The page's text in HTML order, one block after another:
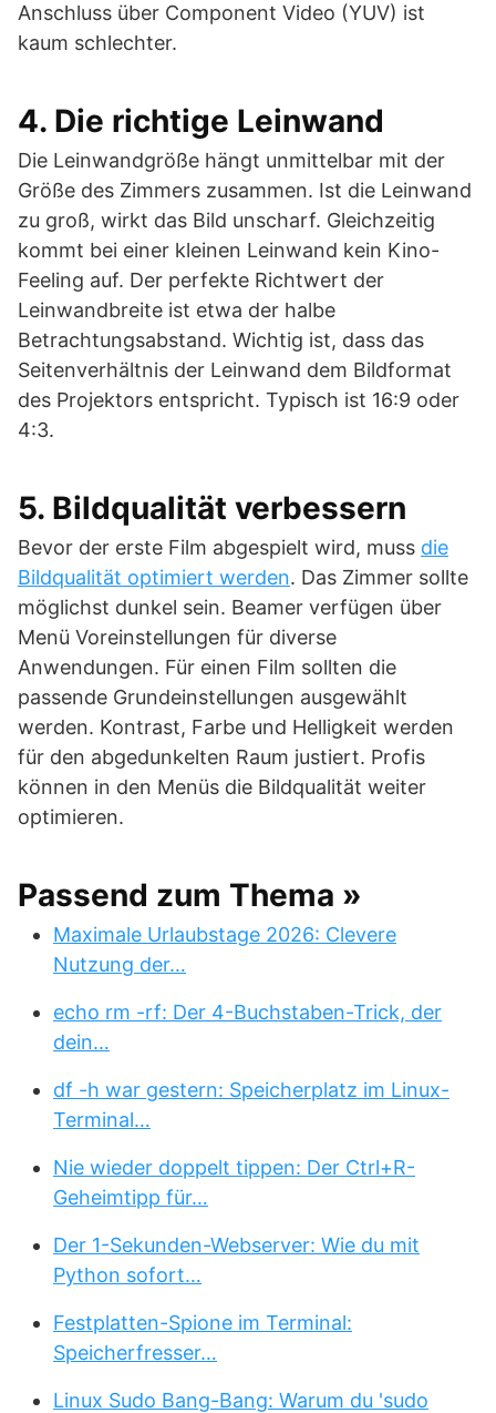
Anschluss über Component Video (YUV) ist
kaum schlechter.
4. Die richtige Leinwand
Die Leinwandgröße hängt unmittelbar mit der
Größe des Zimmers zusammen. Ist die Leinwand
zu groß, wirkt das Bild unscharf. Gleichzeitig
kommt bei einer kleinen Leinwand kein Kino-
Feeling auf. Der perfekte Richtwert der
Leinwandbreite ist etwa der halbe
Betrachtungsabstand. Wichtig ist, dass das
Seitenverhältnis der Leinwand dem Bildformat
des Projektors entspricht. Typisch ist 16:9 oder
4:3.
5. Bildqualität verbessern
Bevor der erste Film abgespielt wird, muss die
Bildqualität optimiert werden. Das Zimmer sollte
möglichst dunkel sein. Beamer verfügen über
Menü Voreinstellungen für diverse
Anwendungen. Für einen Film sollten die
passende Grundeinstellungen ausgewählt
werden. Kontrast, Farbe und Helligkeit werden
für den abgedunkelten Raum justiert. Profis
können in den Menüs die Bildqualität weiter
optimieren.
Passend zum Thema »
Maximale Urlaubstage 2026: Clevere
Nutzung der…
echo rm -rf: Der 4-Buchstaben-Trick, der
dein…
df -h war gestern: Speicherplatz im Linux-
Terminal…
Nie wieder doppelt tippen: Der Ctrl+R-
Geheimtipp für…
Der 1-Sekunden-Webserver: Wie du mit
Python sofort…
Festplatten-Spione im Terminal:
Speicherfresser…
Linux Sudo Bang-Bang: Warum du 'sudo